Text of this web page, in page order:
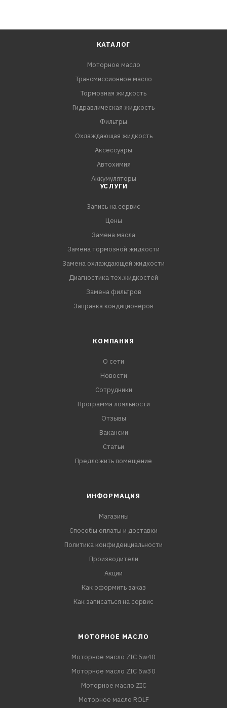
КАТАЛОГ
Моторное масло
Трансмиссионное масло
Тормозная жидкость
Гидравлическая жидкость
Фильтры
Охлаждающая жидкость
Аксессуары
Автохимия
Аккумуляторы
УСЛУГИ
Запись на сервис
Цены
Замена масла
Замена тормозной жидкости
Замена охлаждающей жидкости
Диагностика тех.жидкостей
Замена фильтров
Заправка кондиционеров
КОМПАНИЯ
О сети
Новости
Сотрудники
Программа лояльности
Отзывы
Вакансии
Статьи
Предложить помещение
ИНФОРМАЦИЯ
Магазины
Способы оплаты и доставки
Политика конфиденциальности
Производители
Акции
Как оформить заказ
Как записаться на сервис
МОТОРНОЕ МАСЛО
Моторное масло ZIC 5w40
Моторное масло ZIC 5w30
Моторное масло ZIC
Моторное масло ROLF